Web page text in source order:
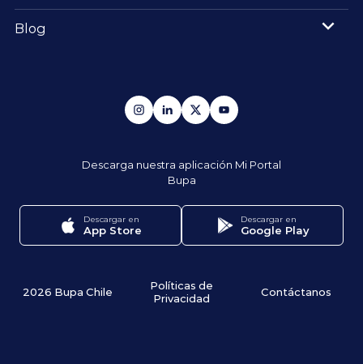
Blog
Descarga nuestra aplicación Mi Portal
Bupa
Descargar en
App Store
Descargar en
Google Play
2026 Bupa Chile
Políticas de
Privacidad
Contáctanos